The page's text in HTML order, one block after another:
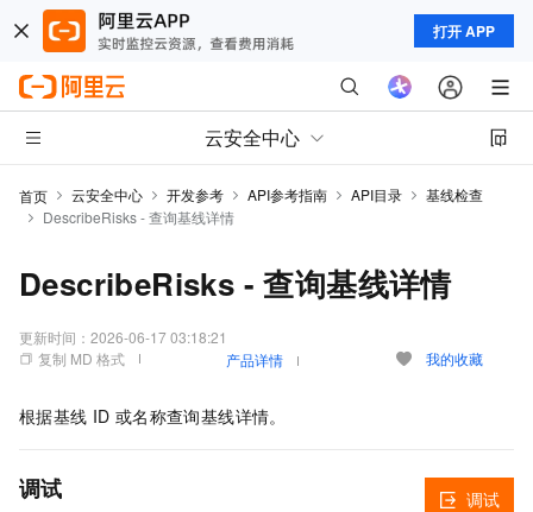
打开 APP
云安全中心
首页 云安全中心 开发参考 API参考指南 API目录
基线检查
DescribeRisks - 查询基线详情
DescribeRisks - 查询基线详情
更新时间： 2026-06-17 03:18:21
复制 MD 格式
产品详情 我的收藏
根据基线 ID 或名称查询基线详情。
调试 调试